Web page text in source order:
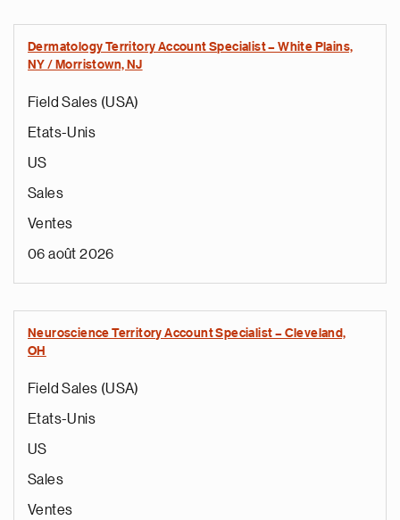
Dermatology Territory Account Specialist – White Plains,
NY / Morristown, NJ
Field Sales (USA)
Etats-Unis
US
Sales
Ventes
06 août 2026
Neuroscience Territory Account Specialist – Cleveland,
OH
Field Sales (USA)
Etats-Unis
US
Sales
Ventes